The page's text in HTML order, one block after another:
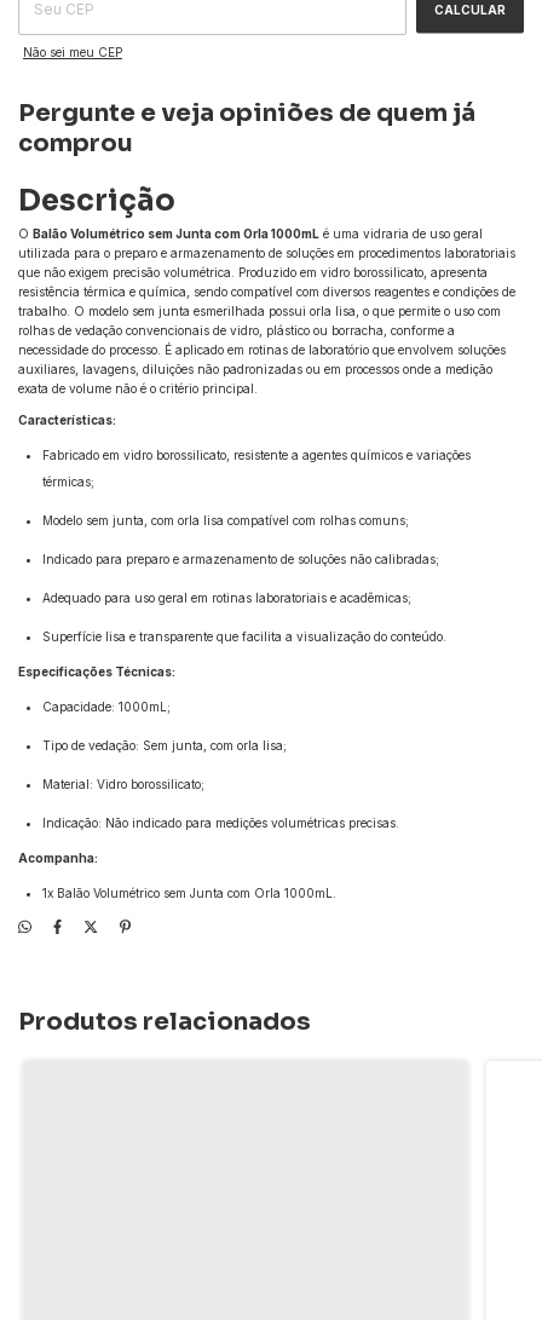
CALCULAR
Não sei meu CEP
Pergunte e veja opiniões de quem já
comprou
Descrição
O Balão Volumétrico sem Junta com Orla 1000mL é uma vidraria de uso geral
utilizada para o preparo e armazenamento de soluções em procedimentos laboratoriais
que não exigem precisão volumétrica. Produzido em vidro borossilicato, apresenta
resistência térmica e química, sendo compatível com diversos reagentes e condições de
trabalho. O modelo sem junta esmerilhada possui orla lisa, o que permite o uso com
rolhas de vedação convencionais de vidro, plástico ou borracha, conforme a
necessidade do processo. É aplicado em rotinas de laboratório que envolvem soluções
auxiliares, lavagens, diluições não padronizadas ou em processos onde a medição
exata de volume não é o critério principal.
Características:
Fabricado em vidro borossilicato, resistente a agentes químicos e variações
térmicas;
Modelo sem junta, com orla lisa compatível com rolhas comuns;
Indicado para preparo e armazenamento de soluções não calibradas;
Adequado para uso geral em rotinas laboratoriais e acadêmicas;
Superfície lisa e transparente que facilita a visualização do conteúdo.
Especificações Técnicas:
Capacidade: 1000mL;
Tipo de vedação: Sem junta, com orla lisa;
Material: Vidro borossilicato;
Indicação: Não indicado para medições volumétricas precisas.
Acompanha:
1x Balão Volumétrico sem Junta com Orla 1000mL.
Produtos relacionados